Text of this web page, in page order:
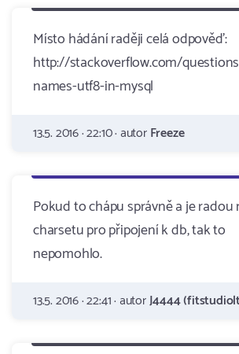
Místo hádání raději celá odpověď:
http://stackoverflow.com/
names-utf8-in-mysql
13.5. 2016 · 22:10 · autorFreeze
Pokud to chápu správně a je radou
charsetu pro připojení k db, tak to
nepomohlo.
13.5. 2016 · 22:41 · autorJ4444